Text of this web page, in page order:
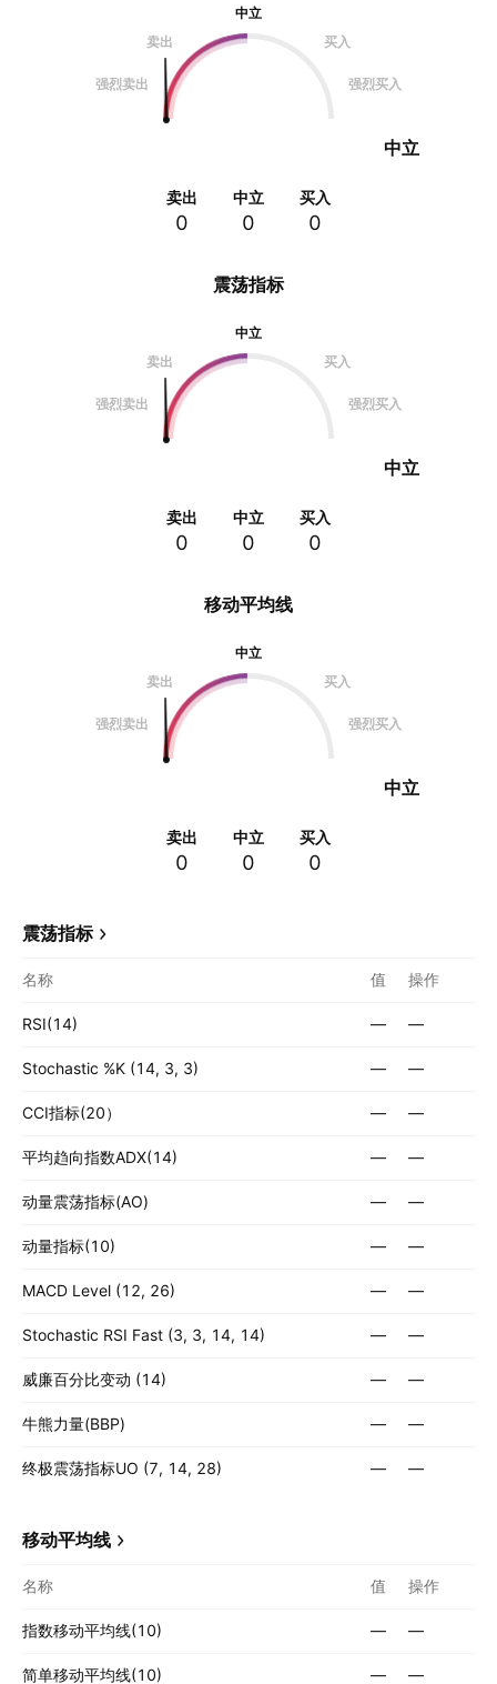
震荡指标
中立
卖出
买入
强烈卖出 强烈买入
中立
卖出
0
中立
0
买入
0
中立
卖出
买入
强烈卖出 强烈买入
中立
卖出
0
中立
0
买入
0
移动平均线
中立
卖出
买入
强烈卖出 强烈买入
中立
卖出
0
中立
0
买入
0
震荡指标
名称 值 操作
RSI(14) — —
Stochastic %K (14, 3, 3) — —
CCI指标(20） — —
平均趋向指数ADX(14) — —
动量震荡指标(AO) — —
动量指标(10) — —
MACD Level (12, 26) — —
Stochastic RSI Fast (3, 3, 14, 14) — —
威廉百分比变动 (14) — —
牛熊力量(BBP) — —
终极震荡指标UO (7, 14, 28) — —
移动平均线
名称 值 操作
指数移动平均线(10) — —
简单移动平均线(10) — —